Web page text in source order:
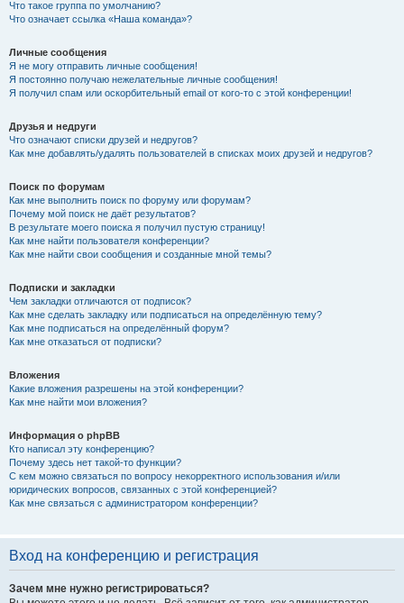
Что такое группа по умолчанию?
Что означает ссылка «Наша команда»?
Личные сообщения
Я не могу отправить личные сообщения!
Я постоянно получаю нежелательные личные сообщения!
Я получил спам или оскорбительный email от кого-то с этой конференции!
Друзья и недруги
Что означают списки друзей и недругов?
Как мне добавлять/удалять пользователей в списках моих друзей и недругов?
Поиск по форумам
Как мне выполнить поиск по форуму или форумам?
Почему мой поиск не даёт результатов?
В результате моего поиска я получил пустую страницу!
Как мне найти пользователя конференции?
Как мне найти свои сообщения и созданные мной темы?
Подписки и закладки
Чем закладки отличаются от подписок?
Как мне сделать закладку или подписаться на определённую тему?
Как мне подписаться на определённый форум?
Как мне отказаться от подписки?
Вложения
Какие вложения разрешены на этой конференции?
Как мне найти мои вложения?
Информация о phpBB
Кто написал эту конференцию?
Почему здесь нет такой-то функции?
С кем можно связаться по вопросу некорректного использования и/или
юридических вопросов, связанных с этой конференцией?
Как мне связаться с администратором конференции?
Вход на конференцию и регистрация
Зачем мне нужно регистрироваться?